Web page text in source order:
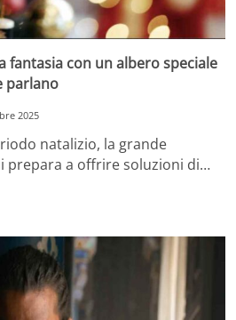
fantasia con un albero speciale
parlano
2025
natalizio, la grande
prepara a offrire soluzioni di…